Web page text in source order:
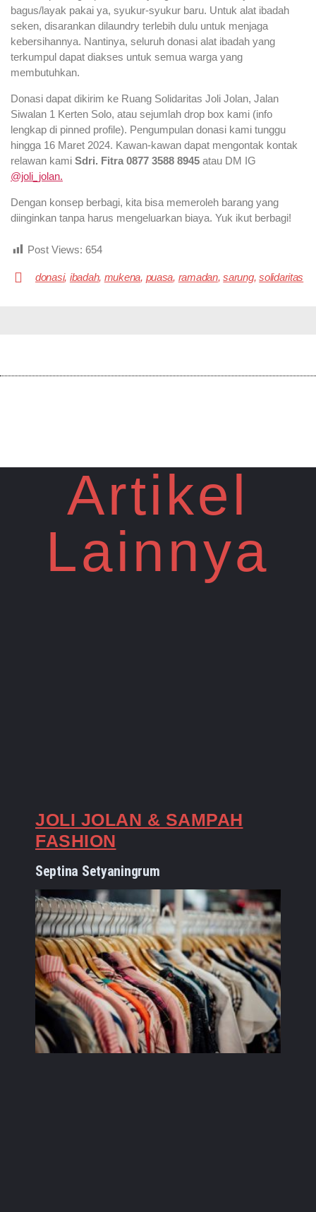
bagus/layak pakai ya, syukur-syukur baru. Untuk alat ibadah
seken, disarankan dilaundry terlebih dulu untuk menjaga
kebersihannya. Nantinya, seluruh donasi alat ibadah yang
terkumpul dapat diakses untuk semua warga yang
membutuhkan.
Donasi dapat dikirim ke Ruang Solidaritas Joli Jolan, Jalan
Siwalan 1 Kerten Solo, atau sejumlah drop box kami (info
lengkap di pinned profile). Pengumpulan donasi kami tunggu
hingga 16 Maret 2024. Kawan-kawan dapat mengontak kontak
relawan kami Sdri. Fitra 0877 3588 8945 atau DM IG
@joli_jolan.
Dengan konsep berbagi, kita bisa memeroleh barang yang
diinginkan tanpa harus mengeluarkan biaya. Yuk ikut berbagi!
Post Views: 654
donasi, ibadah, mukena, puasa, ramadan,sarung,solidaritas
Artikel
Lainnya
JOLI JOLAN & SAMPAH
FASHION
Septina Setyaningrum